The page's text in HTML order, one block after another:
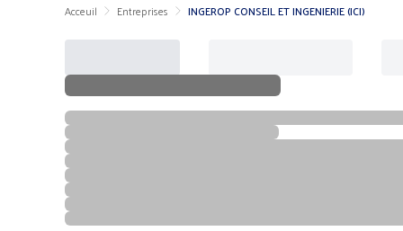
Acceuil Entreprises INGEROP CONSEIL ET INGENIERIE (ICI)